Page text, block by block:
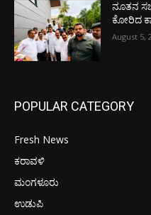
ನೂತನ
ಕೋರಿದ
August 5,
POPULAR CATEGORY
Fresh News
ಕರಾವಳಿ
ಮಂಗಳೂರು
ಉಡುಪಿ